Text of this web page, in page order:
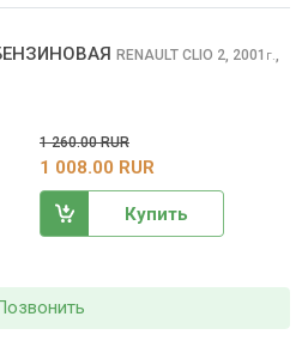
RENAULT CLIO 2, 2001 г.,
1 260.00 RUR
1 008.00 RUR
Купить